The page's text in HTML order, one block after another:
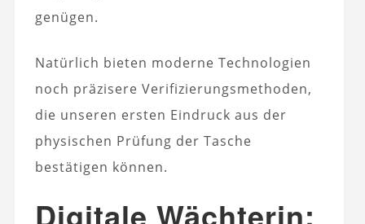
genügen.
Natürlich bieten moderne Technologien
noch präzisere Verifizierungsmethoden,
die unseren ersten Eindruck aus der
physischen Prüfung der Tasche
bestätigen können.
Digitale Wächterin: